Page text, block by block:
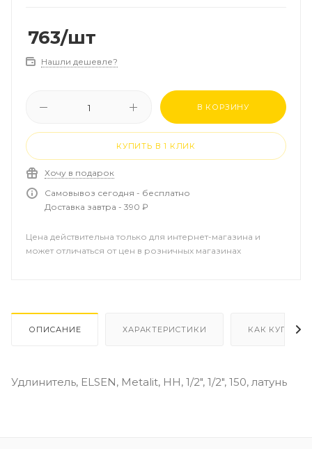
763/шт
Нашли дешевле?
В КОРЗИНУ
КУПИТЬ В 1 КЛИК
Хочу в подарок
Самовывоз сегодня - бесплатно
Доставка завтра - 390 ₽
Цена действительна только для интернет-магазина и
может отличаться от цен в розничных магазинах
ОПИСАНИЕ ХАРАКТЕРИСТИКИ КАК КУПИТЬ
Удлинитель, ELSEN, Metalit, НН, 1/2", 1/2", 150, латунь